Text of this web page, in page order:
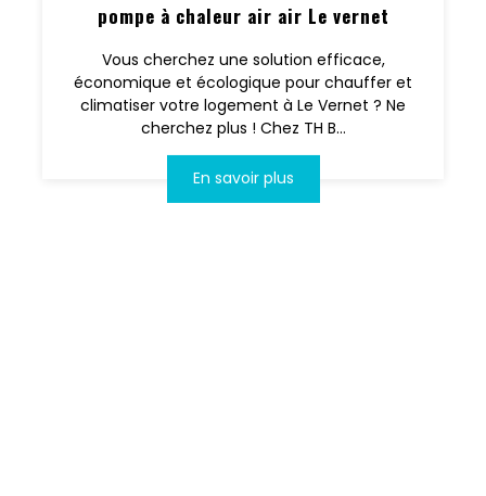
pompe à chaleur air air Le vernet
Vous cherchez une solution efficace,
économique et écologique pour chauffer et
climatiser votre logement à Le Vernet ? Ne
cherchez plus ! Chez TH B...
En savoir plus